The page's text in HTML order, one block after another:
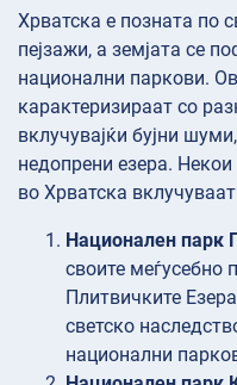
Хрватска е позната по
пејзажи, а земјата се
национални паркови.
карактеризираат со
вклучувајќи бујни
недопрени езера.
во Хрватска
Национален парк
своите меѓусебно
Плитвичките
светско
национални